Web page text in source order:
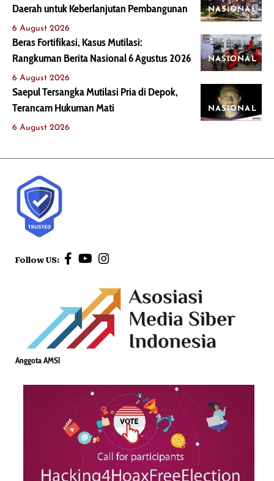
NASIONAL
Daerah untuk Keberlanjutan Pembangunan
6 August 2026
NASIONAL
Beras Fortifikasi, Kasus Mutilasi:
Rangkuman Berita Nasional 6 Agustus 2026
6 August 2026
NASIONAL
Saepul Tersangka Mutilasi Pria di Depok,
Terancam Hukuman Mati
6 August 2026
Follow US:
Anggota AMSI